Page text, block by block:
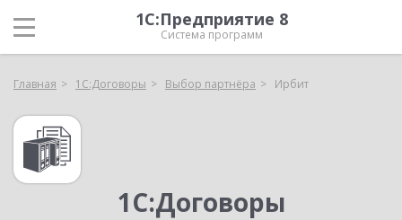
1С:Предприятие 8
Система программ
Главная 1С:Договоры Выбор партнёра Ирбит
1С:Договоры